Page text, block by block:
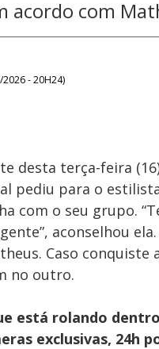
acordo com
2026 - 20H24)
desta terça-feira
pediu para o
com o seu grupo.
aconselhou
Caso
no outro.
está rolando
exclusivas, 24h